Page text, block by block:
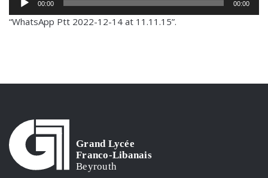
Player
00:00 00:00
“WhatsApp Ptt 2022-12-14 at 11.11.15”.